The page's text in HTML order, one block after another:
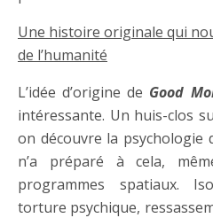
Une histoire originale qui
de l’humanité
L’idée d’origine de Good
intéressante. Un huis-clos
on découvre la psychologie
n’a préparé à cela,
programmes spatiaux.
torture psychique,